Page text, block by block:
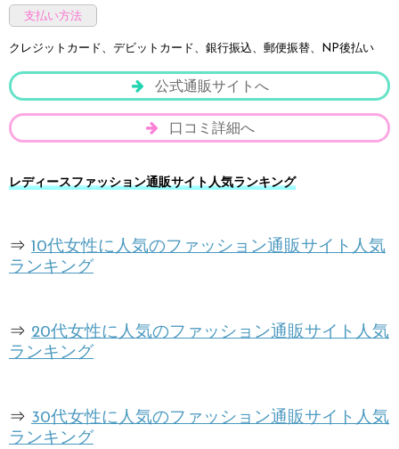
支払い方法
クレジットカード、デビットカード、銀行振込、郵便振替、NP後払い
公式通販サイトへ
口コミ詳細へ
レディースファッション通販サイト人気ランキング
⇒ 10代女性に人気のファッション通販サイト人気
ランキング
⇒ 20代女性に人気のファッション通販サイト人気
ランキング
⇒ 30代女性に人気のファッション通販サイト人気
ランキング